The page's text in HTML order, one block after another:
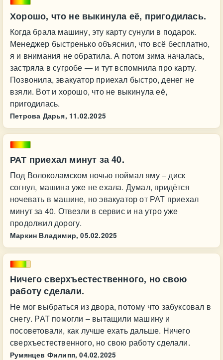
Хорошо, что не выкинула её, пригодилась.
Когда брала машину, эту карту сунули в подарок.
Менеджер быстренько объяснил, что всё бесплатно,
я и внимания не обратила. А потом зима началась,
застряла в сугробе — и тут вспомнила про карту.
Позвонила, эвакуатор приехал быстро, денег не
взяли. Вот и хорошо, что не выкинула её,
пригодилась.
Петрова Дарья, 11.02.2025
РАТ приехал минут за 40.
Под Волоколамском ночью поймал яму – диск
согнул, машина уже не ехала. Думал, придётся
ночевать в машине, но эвакуатор от РАТ приехал
минут за 40. Отвезли в сервис и на утро уже
продолжил дорогу.
Маркин Владимир, 05.02.2025
Ничего сверхъестественного, но свою
работу сделали.
Не мог выбраться из двора, потому что забуксовал в
снегу. РАТ помогли – вытащили машину и
посоветовали, как лучше ехать дальше. Ничего
сверхъестественного, но свою работу сделали.
Румянцев Филипп, 04.02.2025